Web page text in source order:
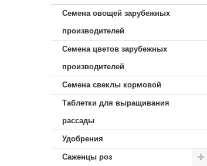
Семена овощей зарубежных
производителей
Семена цветов зарубежных
производителей
Семена свеклы кормовой
Таблетки для выращивания
рассады
Удобрения
Саженцы роз